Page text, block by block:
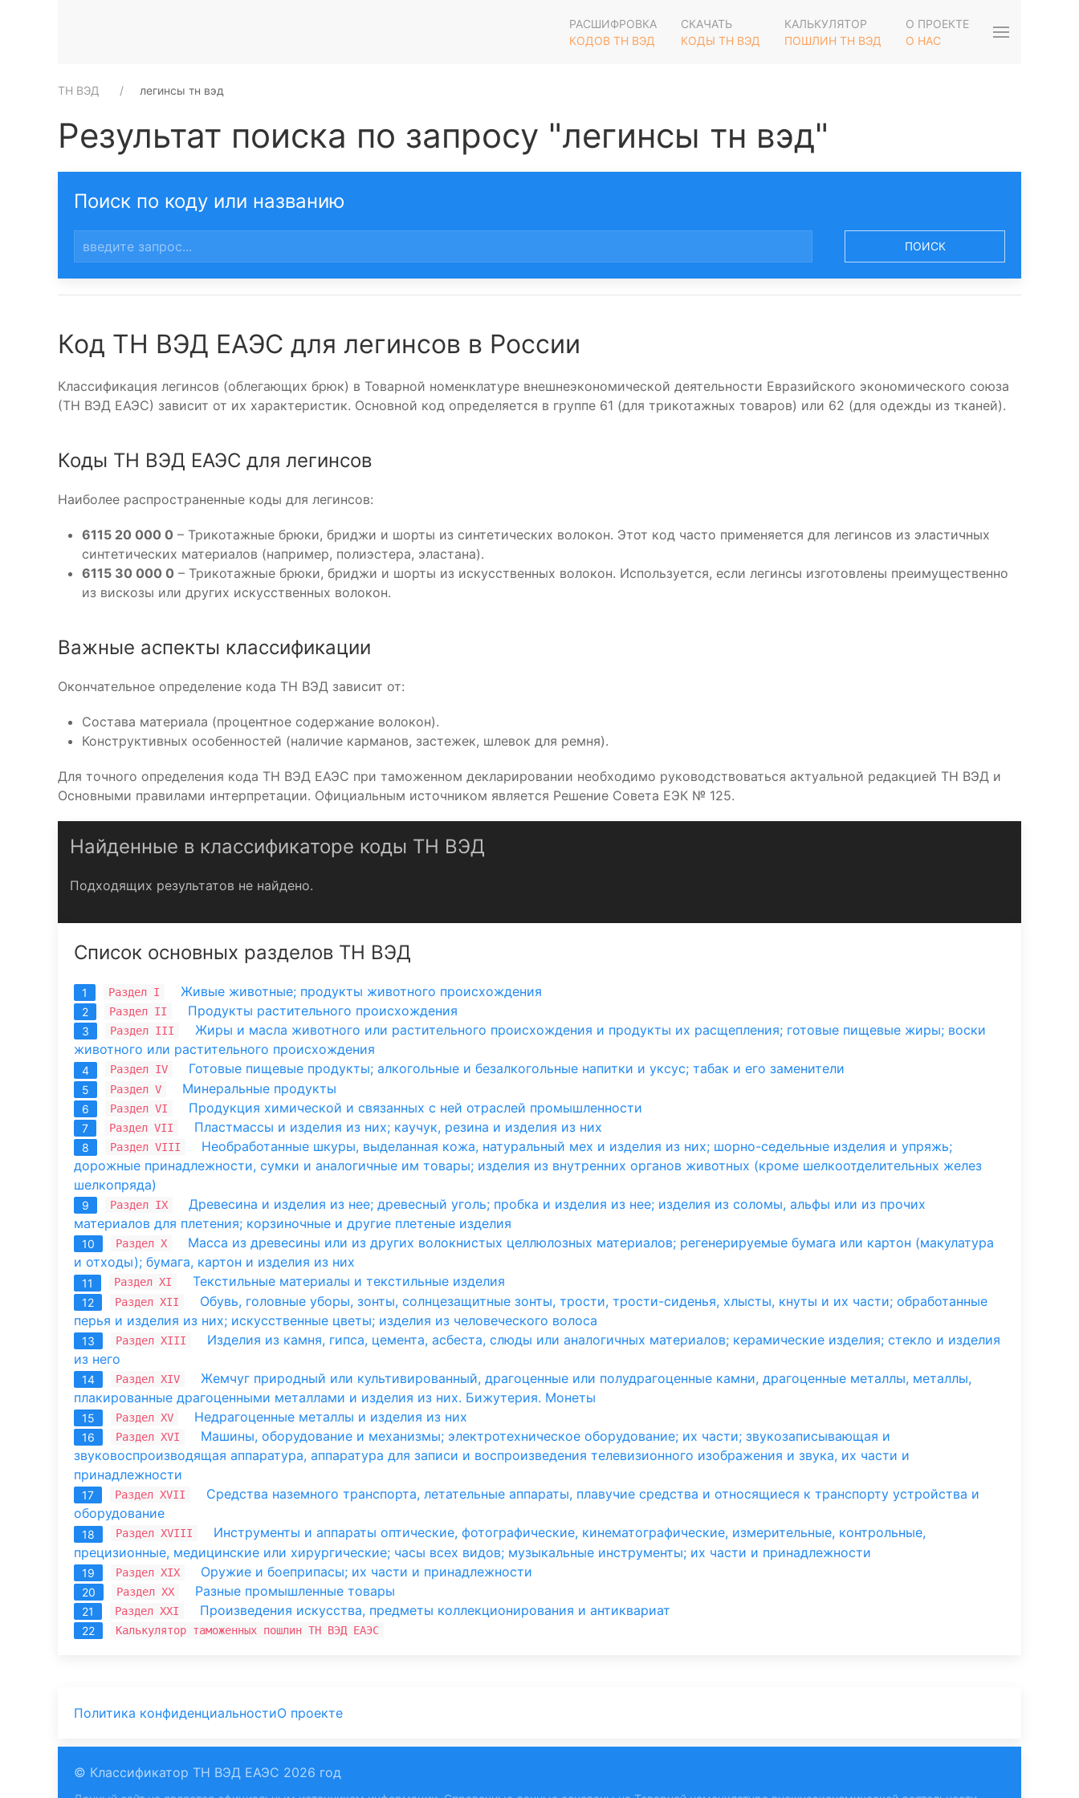
РАСШИФРОВКА
КОДОВ ТН ВЭД
СКАЧАТЬ
КОДЫ ТН ВЭД
КАЛЬКУЛЯТОР
ПОШЛИН ТН ВЭД
О ПРОЕКТЕ
О НАС
ТН ВЭД легинсы тн вэд
Результат поиска по запросу "легинсы тн вэд"
Поиск по коду или названию
ПОИСК
Код ТН ВЭД ЕАЭС для легинсов в России
Классификация легинсов (облегающих брюк) в Товарной номенклатуре внешнеэкономической деятельности Евразийского экономического союза
(ТН ВЭД ЕАЭС) зависит от их характеристик. Основной код определяется в группе 61 (для трикотажных товаров) или 62 (для одежды из тканей).
Коды ТН ВЭД ЕАЭС для легинсов
Наиболее распространенные коды для легинсов:
6115 20 000 0 – Трикотажные брюки, бриджи и шорты из синтетических волокон. Этот код часто применяется для легинсов из эластичных
синтетических материалов (например, полиэстера, эластана).
6115 30 000 0 – Трикотажные брюки, бриджи и шорты из искусственных волокон. Используется, если легинсы изготовлены преимущественно
из вискозы или других искусственных волокон.
Важные аспекты классификации
Окончательное определение кода ТН ВЭД зависит от:
Состава материала (процентное содержание волокон).
Конструктивных особенностей (наличие карманов, застежек, шлевок для ремня).
Для точного определения кода ТН ВЭД ЕАЭС при таможенном декларировании необходимо руководствоваться актуальной редакцией ТН ВЭД и
Основными правилами интерпретации. Официальным источником является Решение Совета ЕЭК № 125.
Найденные в классификаторе коды ТН ВЭД
Подходящих результатов не найдено.
Список основных разделов ТН ВЭД
1 Раздел I Живые животные; продукты животного происхождения
2 Раздел II Продукты растительного происхождения
3 Раздел III
Жиры и масла животного или растительного происхождения и продукты их расщепления; готовые пищевые жиры; воски
животного или растительного происхождения
4 Раздел IV Готовые пищевые продукты; алкогольные и безалкогольные напитки и уксус; табак и его заменители
5 Раздел V Минеральные продукты
6 Раздел VI Продукция химической и связанных с ней отраслей промышленности
7 Раздел VII Пластмассы и изделия из них; каучук, резина и изделия из них
8 Раздел VIII
Необработанные шкуры, выделанная кожа, натуральный мех и изделия из них; шорно-седельные изделия и упряжь;
дорожные принадлежности, сумки и аналогичные им товары; изделия из внутренних органов животных (кроме шелкоотделительных желез
шелкопряда)
9 Раздел IX
Древесина и изделия из нее; древесный уголь; пробка и изделия из нее; изделия из соломы, альфы или из прочих
материалов для плетения; корзиночные и другие плетеные изделия
10 Раздел X
Масса из древесины или из других волокнистых целлюлозных материалов; регенерируемые бумага или картон (макулатура
и отходы); бумага, картон и изделия из них
11 Раздел XI Текстильные материалы и текстильные изделия
12 Раздел XII
Обувь, головные уборы, зонты, солнцезащитные зонты, трости, трости-сиденья, хлысты, кнуты и их части; обработанные
перья и изделия из них; искусственные цветы; изделия из человеческого волоса
13 Раздел XIII
Изделия из камня, гипса, цемента, асбеста, слюды или аналогичных материалов; керамические изделия; стекло и изделия
из него
14 Раздел XIV
Жемчуг природный или культивированный, драгоценные или полудрагоценные камни, драгоценные металлы, металлы,
плакированные драгоценными металлами и изделия из них. Бижутерия. Монеты
15 Раздел XV Недрагоценные металлы и изделия из них
16 Раздел XVI
Машины, оборудование и механизмы; электротехническое оборудование; их части; звукозаписывающая и
звуковоспроизводящая аппаратура, аппаратура для записи и воспроизведения телевизионного изображения и звука, их части и
принадлежности
17 Раздел XVII
Средства наземного транспорта, летательные аппараты, плавучие средства и относящиеся к транспорту устройства и
оборудование
18 Раздел XVIII
Инструменты и аппараты оптические, фотографические, кинематографические, измерительные, контрольные,
прецизионные, медицинские или хирургические; часы всех видов; музыкальные инструменты; их части и принадлежности
19 Раздел XIX Оружие и боеприпасы; их части и принадлежности
20 Раздел XX Разные промышленные товары
21 Раздел XXI Произведения искусства, предметы коллекционирования и антиквариат
22 Калькулятор таможенных пошлин ТН ВЭД ЕАЭС
Политика конфиденциальностиО проекте
© Классификатор ТН ВЭД ЕАЭС 2026 год